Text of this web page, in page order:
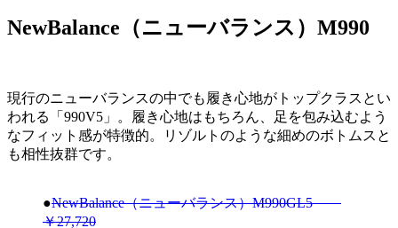
NewBalance（ニューバランス）M990
現行のニューバランスの中でも履き心地がトップクラスとい
われる「990V5」。履き心地はもちろん、足を包み込むよう
なフィット感が特徴的。リゾルトのような細めのボトムスと
も相性抜群です。
●NewBalance（ニューバランス）M990GL5
￥27,720